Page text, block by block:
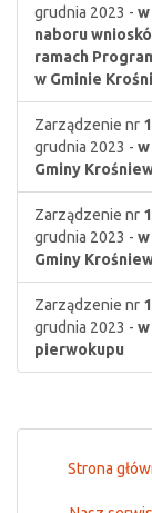
grudnia 2023 -
naboru
ramach
w Gminie
Zarządzenie nr
grudnia 2023 -
Gminy
Zarządzenie nr
grudnia 2023 -
Gminy
Zarządzenie nr
grudnia 2023 -
pierwokupu
Strona